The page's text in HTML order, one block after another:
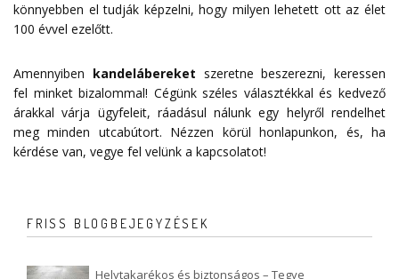
könnyebben el tudják képzelni, hogy milyen lehetett ott az élet
100 évvel ezelőtt.
Amennyiben kandelábereket szeretne beszerezni, keressen
fel minket bizalommal! Cégünk széles választékkal és kedvező
árakkal várja ügyfeleit, ráadásul nálunk egy helyről rendelhet
meg minden utcabútort. Nézzen körül honlapunkon, és, ha
kérdése van, vegye fel velünk a kapcsolatot!
FRISS BLOGBEJEGYZÉSEK
Helytakarékos és biztonságos – Tegye